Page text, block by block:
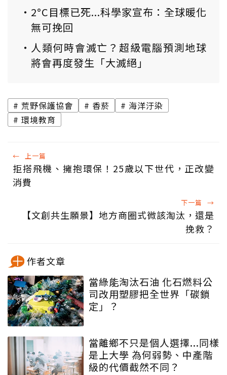
2°C目標已死...科學家宣布：全球暖化
無可挽回
人類何時會滅亡？超級電腦預測地球
將會再度發生「大滅絕」
荒野保護協會 香菸
海洋汙染
環境教育
← 上一篇
拒搭飛機、擁抱環保！25歲以下世代，正改變
消費
下一篇 →
【文創共生願景】地方商圈式微該淘汰，還是
挽救？
作者文章
當綠能淘汰石油 化石燃料公
司改用塑膠把全世界「碳鎖
定」？
當離鄉不只是個人選擇...同樣
是上大學 為何弱勢、中產階
級的代價截然不同？